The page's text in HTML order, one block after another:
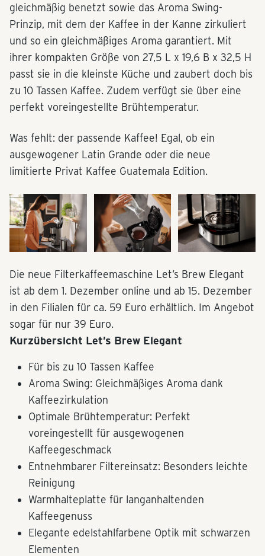
gleichmäßig benetzt sowie das Aroma Swing-
Prinzip, mit dem der Kaffee in der Kanne zirkuliert
und so ein gleichmäßiges Aroma garantiert. Mit
ihrer kompakten Größe von 27,5 L x 19,6 B x 32,5 H
passt sie in die kleinste Küche und zaubert doch bis
zu 10 Tassen Kaffee. Zudem verfügt sie über eine
perfekt voreingestellte Brühtemperatur.
Was fehlt: der passende Kaffee! Egal, ob ein
ausgewogener Latin Grande oder die neue
limitierte Privat Kaffee Guatemala Edition.
Die neue Filterkaffeemaschine Let’s Brew Elegant
ist ab dem 1. Dezember online und ab 15. Dezember
in den Filialen für ca. 59 Euro erhältlich. Im Angebot
sogar für nur 39 Euro.
Kurzübersicht Let’s Brew Elegant
Für bis zu 10 Tassen Kaffee
Aroma Swing: Gleichmäßiges Aroma dank
Kaffeezirkulation
Optimale Brühtemperatur: Perfekt
voreingestellt für ausgewogenen
Kaffeegeschmack
Entnehmbarer Filtereinsatz: Besonders leichte
Reinigung
Warmhalteplatte für langanhaltenden
Kaffeegenuss
Elegante edelstahlfarbene Optik mit schwarzen
Elementen